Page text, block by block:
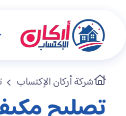
شركة أركان الإكتساب